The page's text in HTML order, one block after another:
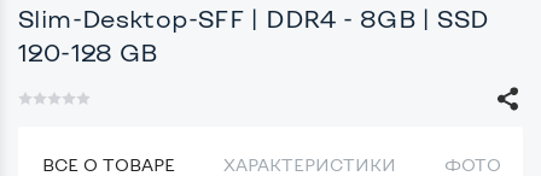
Slim-Desktop-SFF | DDR4 - 8GB | SSD
120-128 GB
ВСЕ О ТОВАРЕ ХАРАКТЕРИСТИКИ ФОТО